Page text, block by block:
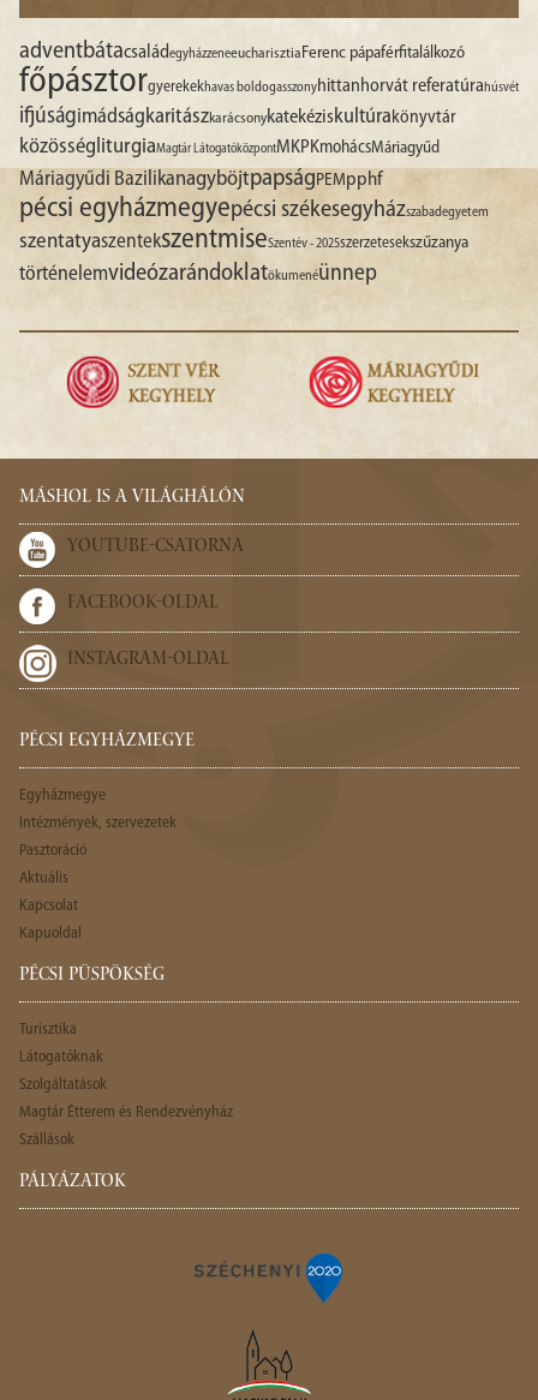
adventbátacsaládegyházzeneeucharisztiaFerenc pápaférfitalálkozó
főpásztorgyerekekhavas boldogasszonyhittanhorvát referatúrahúsvét
ifjúságimádságkaritászkarácsonykatekéziskultúrakönyvtár
közösségliturgiaMagtár LátogatóközpontMKPKmohácsMáriagyűd
Máriagyűdi BazilikanagyböjtpapságPEMpphf
pécsi egyházmegyepécsi székesegyházszabadegyetem
szentatyaszentekszentmiseSzentév - 2025szerzetesekszűzanya
történelemvideózarándoklatökumenéünnep
MÁSHOL IS A VILÁGHÁLÓN
YOUTUBE-CSATORNA
FACEBOOK-OLDAL
INSTAGRAM-OLDAL
PÉCSI EGYHÁZMEGYE
Egyházmegye
Intézmények, szervezetek
Pasztoráció
Aktuális
Kapcsolat
Kapuoldal
PÉCSI PÜSPÖKSÉG
Turisztika
Látogatóknak
Szolgáltatások
Magtár Étterem és Rendezvényház
Szállások
PÁLYÁZATOK